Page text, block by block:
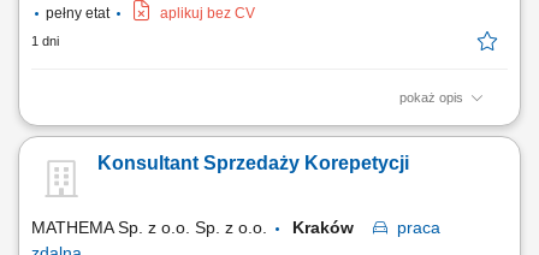
pełny etat
aplikuj bez CV
1 dni
pokaż opis
Opis stanowiska: Pozyskiwanie nowych klientów z sektora biznesowego
procesu sprzedaży – od pierwszego kontaktu do zawarcia umowy.
Budowanie i rozwijanie współpracy z przedsiębiorcami oraz partnerami
Konsultant Sprzedaży Korepetycji
MATHEMA Sp. z o.o. Sp. z o.o. Kraków
praca